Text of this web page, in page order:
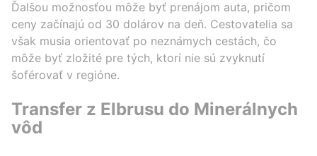
Ďalšou možnosťou môže byť prenájom auta, pričom
ceny začínajú od 30 dolárov na deň. Cestovatelia sa
však musia orientovať po neznámych cestách, čo
môže byť zložité pre tých, ktorí nie sú zvyknutí
šoférovať v regióne.
Transfer z Elbrusu do Minerálnych
vôd